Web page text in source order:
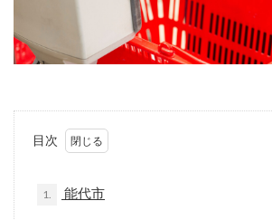
目次
1. 能代市